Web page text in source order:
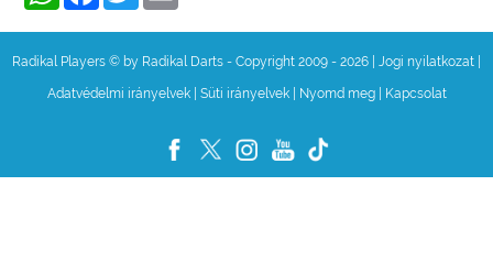
Radikal Players © by Radikal Darts - Copyright 2009 - 2026 Jogi nyilatkozat
Adatvédelmi irányelvek| Süti irányelvek| Nyomd meg| Kapcsolat